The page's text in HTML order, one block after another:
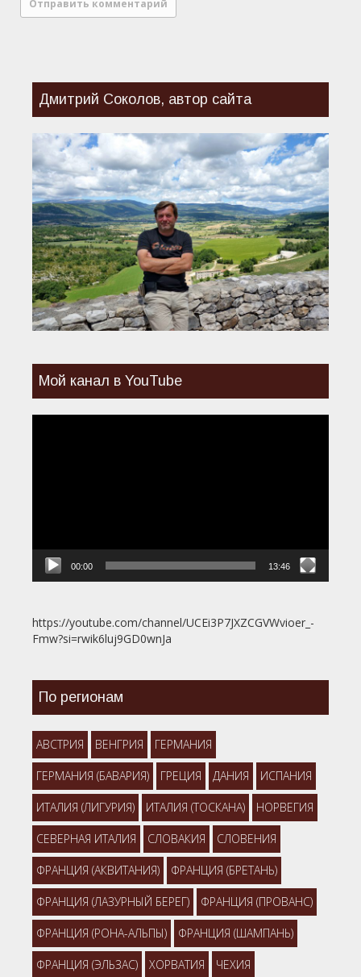
Дмитрий Соколов, автор сайта
Мой канал в YouTube
00:00 13:46
https://youtube.com/channel/UCEi3P7JXZCGVWvioer_-
Fmw?si=rwik6luj9GD0wnJa
По регионам
АВСТРИЯ ВЕНГРИЯ ГЕРМАНИЯ
ГЕРМАНИЯ (БАВАРИЯ) ГРЕЦИЯ ДАНИЯ ИСПАНИЯ
ИТАЛИЯ (ЛИГУРИЯ) ИТАЛИЯ (ТОСКАНА) НОРВЕГИЯ
СЕВЕРНАЯ ИТАЛИЯ СЛОВАКИЯ СЛОВЕНИЯ
ФРАНЦИЯ (АКВИТАНИЯ) ФРАНЦИЯ (БРЕТАНЬ)
ФРАНЦИЯ (ЛАЗУРНЫЙ БЕРЕГ) ФРАНЦИЯ (ПРОВАНС)
ФРАНЦИЯ (РОНА-АЛЬПЫ) ФРАНЦИЯ (ШАМПАНЬ)
ФРАНЦИЯ (ЭЛЬЗАС) ХОРВАТИЯ ЧЕХИЯ